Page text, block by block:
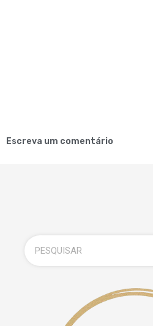
Escreva um comentário